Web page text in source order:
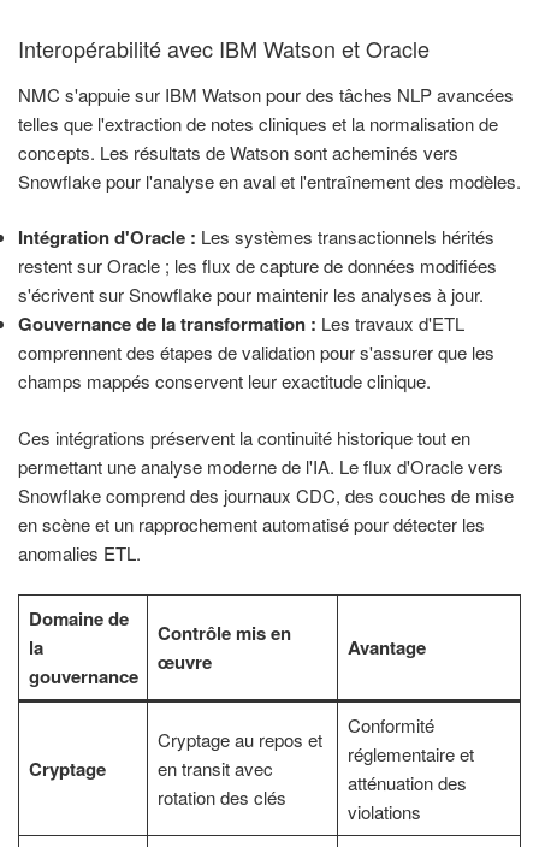
Interopérabilité avec IBM Watson et Oracle
NMC s'appuie sur IBM Watson pour des tâches NLP avancées
telles que l'extraction de notes cliniques et la normalisation de
concepts. Les résultats de Watson sont acheminés vers
Snowflake pour l'analyse en aval et l'entraînement des modèles.
Intégration d'Oracle : Les systèmes transactionnels hérités
restent sur Oracle ; les flux de capture de données modifiées
s'écrivent sur Snowflake pour maintenir les analyses à jour.
Gouvernance de la transformation : Les travaux d'ETL
comprennent des étapes de validation pour s'assurer que les
champs mappés conservent leur exactitude clinique.
Ces intégrations préservent la continuité historique tout en
permettant une analyse moderne de l'IA. Le flux d'Oracle vers
Snowflake comprend des journaux CDC, des couches de mise
en scène et un rapprochement automatisé pour détecter les
anomalies ETL.
Domaine de
la
gouvernance
Contrôle mis en
œuvre
Avantage
Cryptage
Cryptage au repos et
en transit avec
rotation des clés
Conformité
réglementaire et
atténuation des
violations